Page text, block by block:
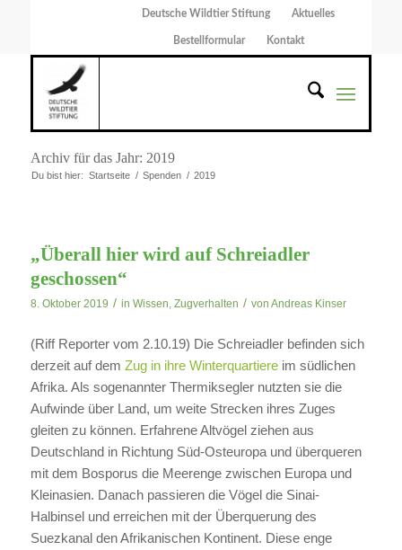
Deutsche Wildtier Stiftung Aktuelles
Bestellformular Kontakt
Archiv für das Jahr: 2019
Du bist hier: Startseite / Spenden / 2019
„Überall hier wird auf Schreiadler
geschossen“
8. Oktober 2019 / in Wissen, Zugverhalten / von Andreas Kinser
(Riff Reporter vom 2.10.19) Die Schreiadler befinden sich
derzeit auf dem Zug in ihre Winterquartiereim südlichen
Afrika. Als sogenannter Thermiksegler nutzten sie die
Aufwinde über Land, um weite Strecken ihres Zuges
gleiten zu können. Erfahrene Altvögel ziehen aus
Deutschland in Richtung Süd-Osteuropa und überqueren
mit dem Bosporus die Meerenge zwischen Europa und
Kleinasien. Danach passieren die Vögel die Sinai-
Halbinsel und erreichen mit der Überquerung des
Suezkanal den Afrikanischen Kontinent. Diese enge